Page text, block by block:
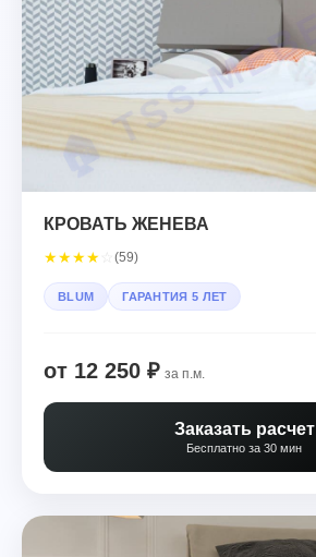
КРОВАТЬ ЖЕНЕВА
★★★★ (59)
BLUM ГАРАНТИЯ 5 ЛЕТ
от 12 250 ₽ за п.м.
Заказать расчет
Бесплатно за 30 мин